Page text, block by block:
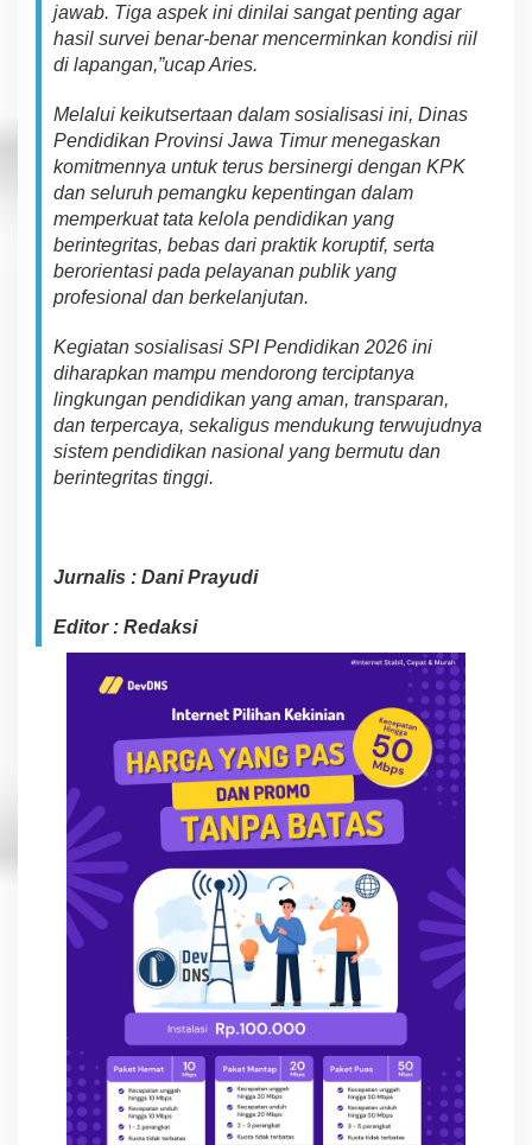
jawab. Tiga aspek ini dinilai sangat penting agar
hasil survei benar-benar mencerminkan kondisi riil
di lapangan,”ucap Aries.
Melalui keikutsertaan dalam sosialisasi ini, Dinas
Pendidikan Provinsi Jawa Timur menegaskan
komitmennya untuk terus bersinergi dengan KPK
dan seluruh pemangku kepentingan dalam
memperkuat tata kelola pendidikan yang
berintegritas, bebas dari praktik koruptif, serta
berorientasi pada pelayanan publik yang
profesional dan berkelanjutan.
Kegiatan sosialisasi SPI Pendidikan 2026 ini
diharapkan mampu mendorong terciptanya
lingkungan pendidikan yang aman, transparan,
dan terpercaya, sekaligus mendukung terwujudnya
sistem pendidikan nasional yang bermutu dan
berintegritas tinggi.
Jurnalis : Dani Prayudi
Editor : Redaksi